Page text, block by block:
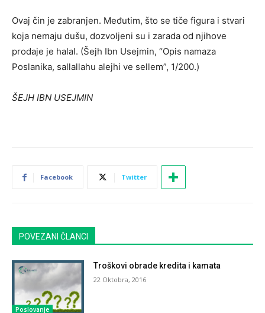
Ovaj čin je zabranjen. Međutim, što se tiče figura i stvari
koja nemaju dušu, dozvoljeni su i zarada od njihove
prodaje je halal. (Šejh Ibn Usejmin, “Opis namaza
Poslanika, sallallahu alejhi ve sellem”, 1/200.)
ŠEJH IBN USEJMIN
Facebook Twitter
POVEZANI ČLANCI
Poslovanje
Troškovi obrade kredita i kamata
22 Oktobra, 2016